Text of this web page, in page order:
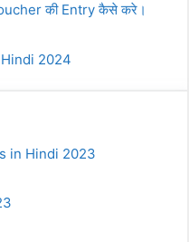
की Entry कैसे करे।
2024
in Hindi 2023